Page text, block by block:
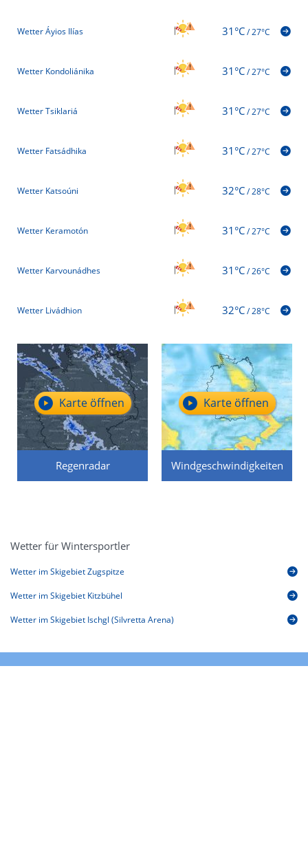
Wetter Áyios Ilías 31°C/27°C
Wetter Kondoliánika 31°C/27°C
Wetter Tsiklariá 31°C/27°C
Wetter Fatsádhika 31°C/27°C
Wetter Katsoúni 32°C/28°C
Wetter Keramotón 31°C/27°C
Wetter Karvounádhes 31°C/26°C
Wetter Livádhion 32°C/28°C
Regenradar
Karte öffnen
Windgeschwindigkeiten
Karte öffnen
Wetter für Wintersportler
Wetter im Skigebiet Zugspitze
Wetter im Skigebiet Kitzbühel
Wetter im Skigebiet Ischgl (Silvretta Arena)